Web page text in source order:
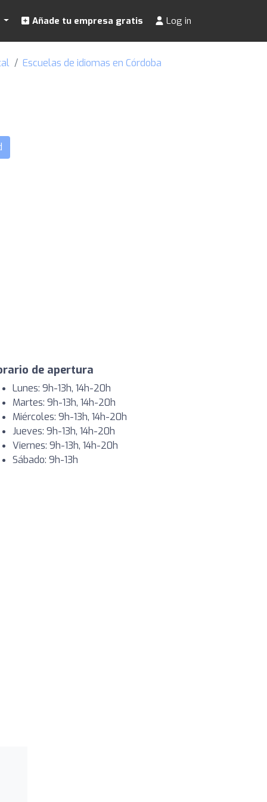
Añade tu empresa gratis Log in
Escuelas de idiomas en Córdoba
de apertura
Lunes: 9h-13h, 14h-20h
Martes: 9h-13h, 14h-20h
Miércoles: 9h-13h, 14h-20h
Jueves: 9h-13h, 14h-20h
Viernes: 9h-13h, 14h-20h
Sábado: 9h-13h